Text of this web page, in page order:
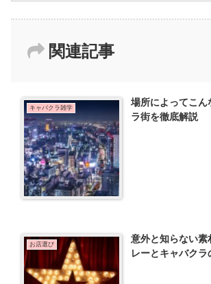
関連記事
キャバクラ雑学
場所によってこん
ラ街を徹底解説
お店選び
意外と知らない
レーとキャバクラ